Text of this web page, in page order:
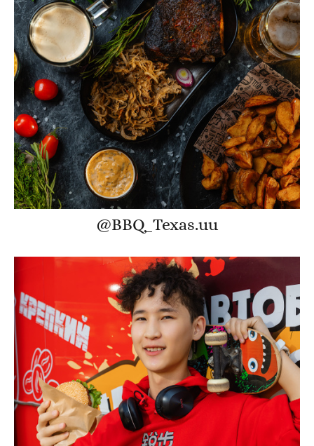
@BBQ_Texas.uu